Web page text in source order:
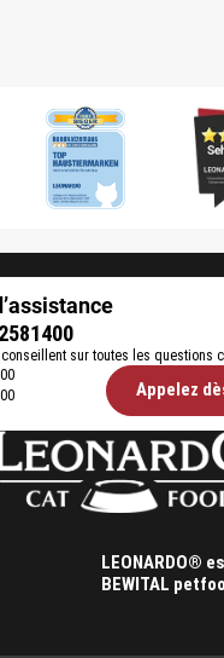
sur toutes les questions
Appelez
LEONARDO®
BEWITAL